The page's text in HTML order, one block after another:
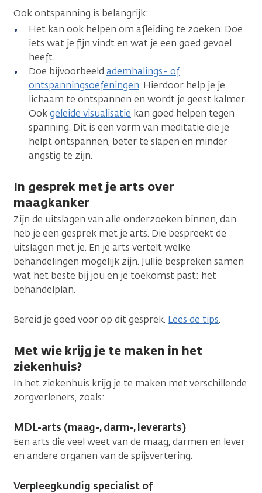
Ook ontspanning is belangrijk:
Het kan ook helpen om afleiding te zoeken. Doe
iets wat je fijn vindt en wat je een goed gevoel
heeft.
Doe bijvoorbeeld ademhalings- of
ontspanningsoefeningen. Hierdoor help je je
lichaam te ontspannen en wordt je geest kalmer.
Ookgeleide visualisatie kan goed helpen tegen
spanning. Dit is een vorm van meditatie die je
helpt ontspannen, beter te slapen en minder
angstig te zijn.
In gesprek met je arts over
maagkanker
Zijn de uitslagen van alle onderzoeken binnen, dan
heb je een gesprek met je arts. Die bespreekt de
uitslagen met je. En je arts vertelt welke
behandelingen mogelijk zijn. Jullie bespreken samen
wat het beste bij jou en je toekomst past: het
behandelplan.
Bereid je goed voor op dit gesprek. Lees de tips.
Met wie krijg je te maken in het
ziekenhuis?
In het ziekenhuis krijg je te maken met verschillende
zorgverleners, zoals:
MDL-arts (maag-, darm-, leverarts)
Een arts die veel weet van de maag, darmen en lever
en andere organen van de spijsvertering.
Verpleegkundig specialist of